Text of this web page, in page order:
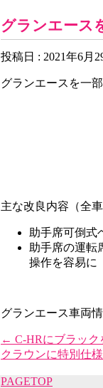
グランエース
投稿日 : 2021年6月
グランエースを一部
主な改良内容（全車
助手席可倒式
助手席の運転
操作を容易に
グランエース車両
← C-HRにブラッ
クラウンに特別仕
PAGETOP